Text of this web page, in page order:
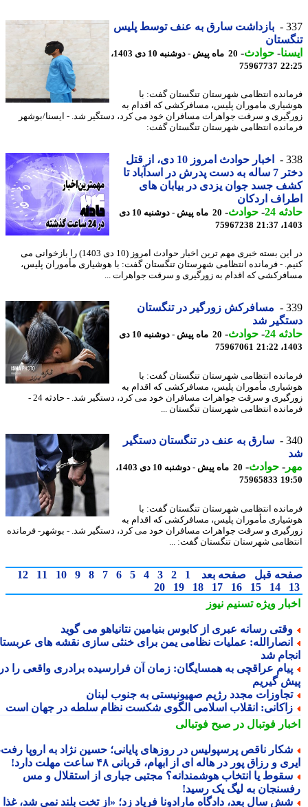
بازداشت سارق به عنف توسط پلیس
-حوادث -
20 ماه پیش - دوشنبه 10 دی 1403،
75967737
انتظامی شهرستان تنگستان گفت: با
ماموران پلیس، مسافرکشی که اقدام به
و سرقت جواهرات مسافران خود می کرد، دستگیر شد. - ایسنا/بوشهر
انتظامی شهرستان تنگستان گفت:
اخبار حوادث امروز 10 دی، از قتل
دختر 7 ساله به دست پدرش در اسدآباد تا
جسد جوان یزدی در بیابان های
اردکان
24
-حوادث -
20 ماه پیش - دوشنبه 10 دی
75967238
در این بسته خبری مهم ترین اخبار حوادث امروز (10 دی 1403) را بازخوانی می
- فرمانده انتظامی شهرستان تنگستان گفت: با هوشیاری مأموران پلیس،
که اقدام به زورگیری و سرقت جواهرات ...
مسافرکش زورگیر در تنگستان
شد
24
-حوادث -
20 ماه پیش - دوشنبه 10 دی
75967061
انتظامی شهرستان تنگستان گفت: با
مأموران پلیس، مسافرکشی که اقدام به
زورگیری و سرقت جواهرات مسافران خود می کرد، دستگیر شد. - حادثه 24 -
انتظامی شهرستان تنگستان ...
سارق به عنف در تنگستان دستگیر
-حوادث -
20 ماه پیش - دوشنبه 10 دی 1403،
75965833
انتظامی شهرستان تنگستان گفت: با
مأموران پلیس، مسافرکشی که اقدام به
و سرقت جواهرات مسافران خود می کرد، دستگیر شد. - بوشهر- فرمانده
شهرستان تنگستان گفت: ...
قبل صفحه بعد 1
2
3
4
5
6
7
8
9
10
11
12
14
15
16
17
18
19
20
ویژهتسنیم نیوز
رسانه عبری از کابوس بنیامین نتانیاهو می گوید
عملیات نظامی یمن برای خنثی سازی نقشه های عربستان
شد
عراقچی به همسایگان: زمان آن فرارسیده برادری واقعی را در
گیریم
مجدد رژیم صهیونیستی به جنوب لبنان
انقلاب اسلامی الگوی شکست نظام سلطه در جهان است
فوتبال در صبح فوتبالی
ناقص پرسپولیس در روزهای پایانی؛ حسین نژاد به اروپا رفت،
و رزاق پور در هاله ای از ابهام، قربانی ۴۸ ساعت مهلت دارد!
یا انتخاب هوشمندانه؟ مجتبی جباری از استقلال و مس
به لیگ یک رسید!
سال بعد، دادگاه مارادونا فریاد زد؛ «از تخت بلند نمی شد، غذا